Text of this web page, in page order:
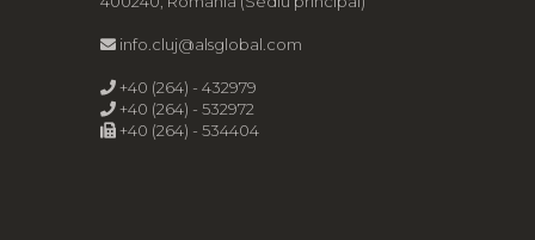
info.cluj@alsglobal.com
+40 (264) - 432979
+40 (264) - 532972
+40 (264) - 534404